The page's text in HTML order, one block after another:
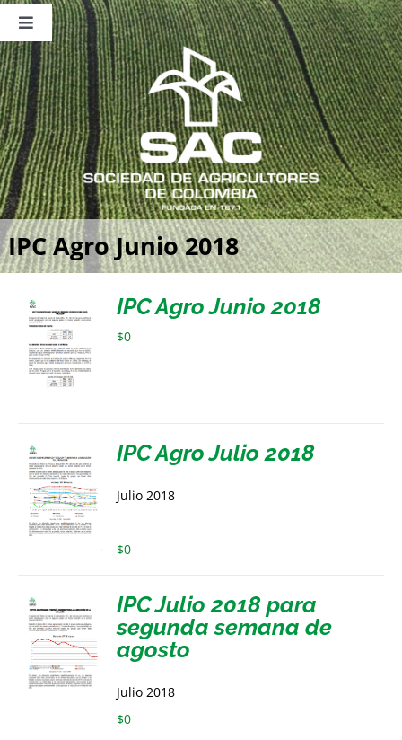
Saltar
contenido
Toggle
Navigation
Nosotros
Publicaciones
Sala de Prensa
Eventos
IPC Agro Junio 2018
IPC Agro Junio 2018
$0
IPC Agro Julio 2018
Julio 2018
$0
IPC Julio 2018 para
segunda semana de
agosto
Julio 2018
$0